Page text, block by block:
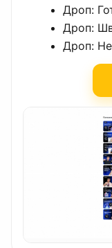
Дроп:
Дроп:
Дроп: